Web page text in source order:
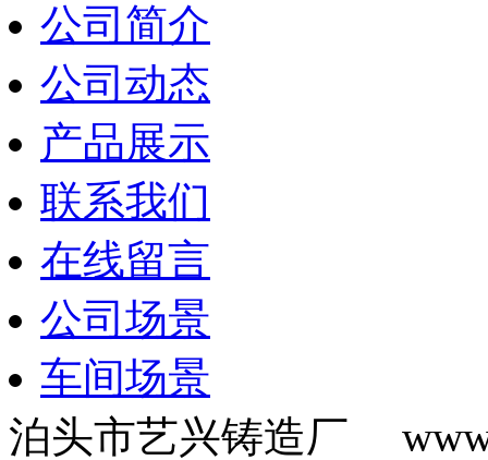
公司简介
公司动态
产品展示
联系我们
在线留言
公司场景
车间场景
泊头市艺兴铸造厂